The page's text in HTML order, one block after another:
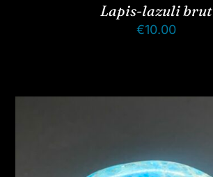
Lapis-lazuli brut
€10.00